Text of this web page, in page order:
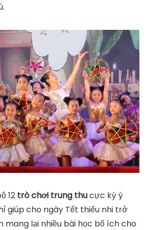
12 trò chơi trung thucực kỳ ý
giúp cho ngày Tết thiếu nhi trở
mang lại nhiều bài học bổ ích cho